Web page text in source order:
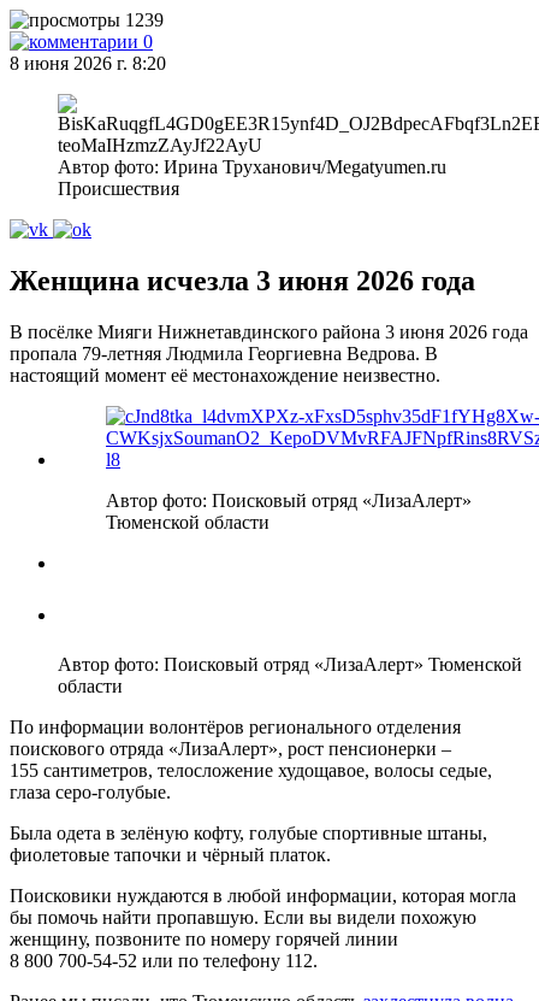
1239
0
8 июня 2026 г. 8:20
Автор фото: Ирина Труханович/Megatyumen.ru
Происшествия
Женщина исчезла 3 июня 2026 года
В посёлке Мияги Нижнетавдинского района 3 июня 2026 года
пропала 79‑летняя Людмила Георгиевна Ведрова. В
настоящий момент её местонахождение неизвестно.
Автор фото: Поисковый отряд «ЛизаАлерт»
Тюменской области
Автор фото: Поисковый отряд «ЛизаАлерт» Тюменской
области
По информации волонтёров регионального отделения
поискового отряда «ЛизаАлерт», рост пенсионерки –
155 сантиметров, телосложение худощавое, волосы седые,
глаза серо‑голубые.
Была одета в зелёную кофту, голубые спортивные штаны,
фиолетовые тапочки и чёрный платок.
Поисковики нуждаются в любой информации, которая могла
бы помочь найти пропавшую. Если вы видели похожую
женщину, позвоните по номеру горячей линии
8 800 700‑54‑52 или по телефону 112.